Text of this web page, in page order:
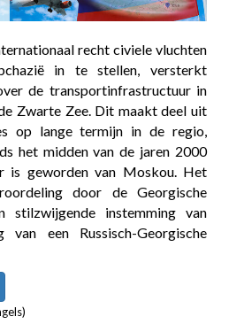
recht civiele vluchten
in te stellen, versterkt
de transportinfrastructuur in
Zwarte Zee. Dit maakt deel uit
op lange termijn in de regio,
het midden van de jaren 2000
is geworden van Moskou. Het
door de Georgische
instemming van
een Russisch-Georgische